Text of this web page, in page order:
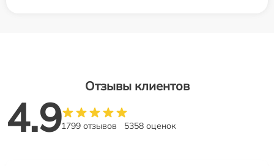
Отзывы клиентов
4.91799 отзывов 5358 оценок